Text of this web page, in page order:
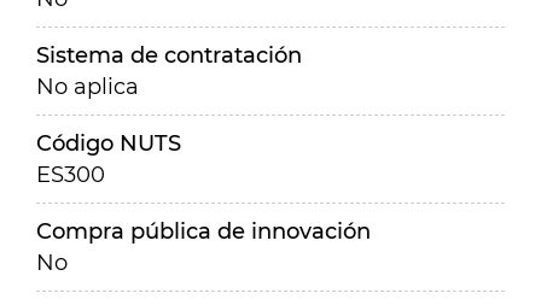
Sistema de contratación
No aplica
Código NUTS
ES300
Compra pública de innovación
No